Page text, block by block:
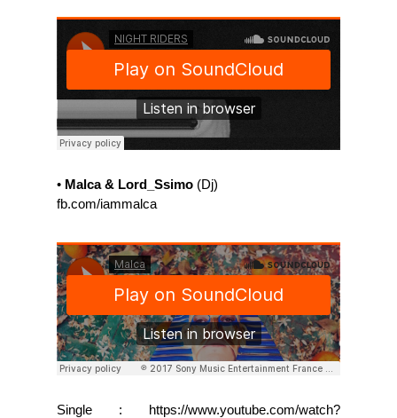
• Malca & Lord_Ssimo (Dj)
fb.com/iammalca
Single : https://www.youtube.com/watch?